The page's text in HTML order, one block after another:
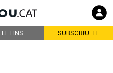
SUBSCRIU-TE